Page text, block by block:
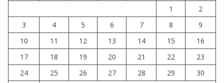
1
2
3
4 5 6 7 8
9
10
11 12 13 14 15
16
17
18 19 20 21 22
23
24
25 26 27 28 29
30